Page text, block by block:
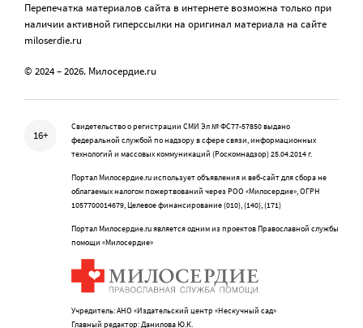
Перепечатка материалов сайта в интернете возможна только при
наличии активной гиперссылки на оригинал материала на сайте
miloserdie.ru
© 2024 – 2026. Милосердие.ru
16+
Свидетельство о регистрации СМИ Эл № ФС77-57850 выдано
федеральной службой по надзору в сфере связи, информационных
технологий и массовых коммуникаций (Роскомнадзор) 25.04.2014 г.
Портал Милосердие.ru использует объявления и веб-сайт для сбора не
облагаемых налогом пожертвований через РОО «Милосердие», ОГРН
1057700014679, Целевое финансирование (010), (140), (171)
Портал Милосердие.ru является одним из проектов Православной службы
помощи «Милосердие»
Учредитель: АНО «Издательский центр «Нескучный сад»
Главный редактор: Данилова Ю.К.